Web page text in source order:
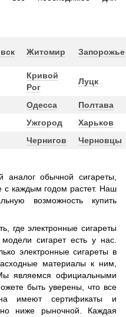
Житомир Запорожье
Кривой
Рог
Луцк
Одесса
Полтава
Ужгород
Харьков
Чернигов Черновцы
обычной сигареты,
с каждым годом растет. Наш
возможность купить
где электронные сигареты
сигарет есть у нас.
электронные сигареты в
материалы к ним,
являемся официальными
быть уверены, что все
имеют сертификаты и
ниже рыночной. Каждая